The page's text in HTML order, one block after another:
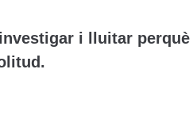
i lluitar perquè